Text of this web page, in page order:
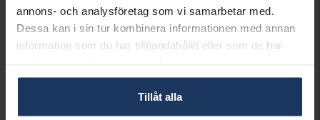
annons- och analysföretag som vi samarbetar med.
Dessa kan i sin tur kombinera informationen med annan
information som du har tillhandahållit eller som de har
Tillåt alla
Matchande produkter och andra varianter
Web exclusive!